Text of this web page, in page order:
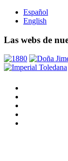
Español
English
Las webs de